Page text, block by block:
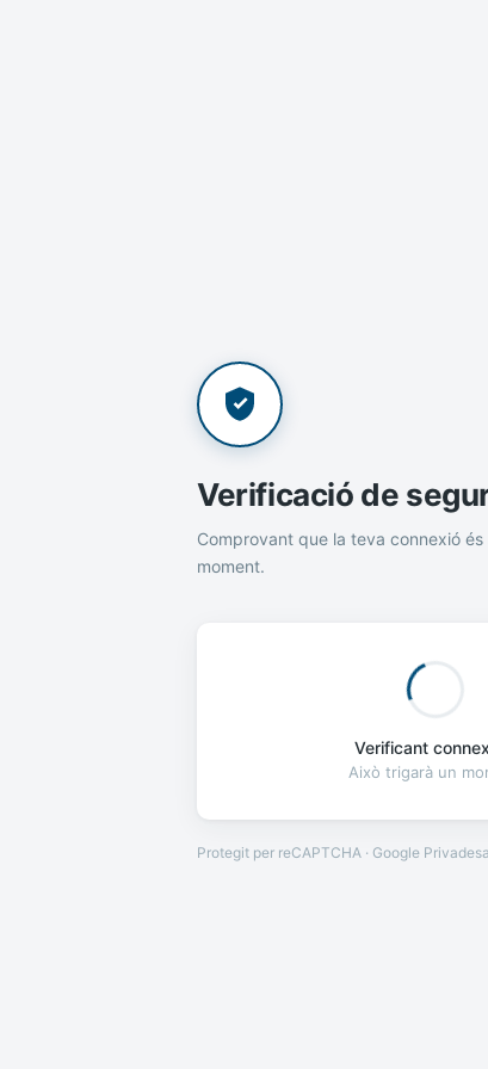
Verificació de
Comprovant que la teva connexió és
moment.
Verificant
Això trigarà un
Protegit per reCAPTCHA · Google Privadesa